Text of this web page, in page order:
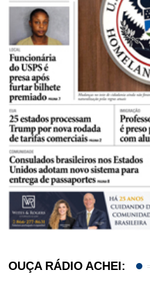
OUÇA RÁDIO ACHEI: